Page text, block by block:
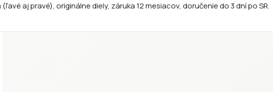
aj pravé), originálne diely, záruka 12 mesiacov, doručenie do 3 dní po SR.